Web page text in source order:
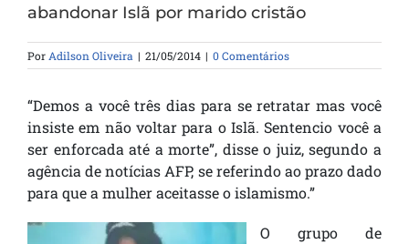
abandonar Islã por marido cristão
Por Adilson Oliveira | 21/05/2014 | 0 Comentários
“Demos a você três dias para se retratar mas você
insiste em não voltar para o Islã. Sentencio você a
ser enforcada até a morte”, disse o juiz, segundo a
agência de notícias AFP, se referindo ao prazo dado
para que a mulher aceitasse o islamismo.”
O grupo de